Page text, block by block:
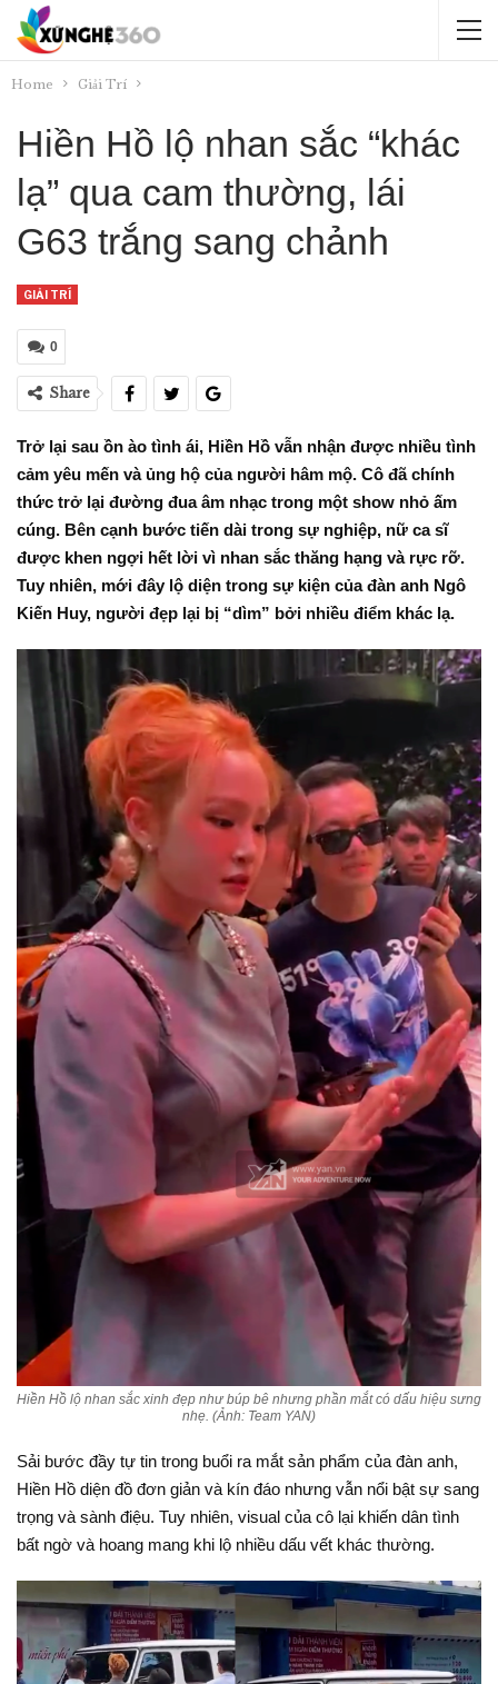
Home Giải Trí
Hiền Hồ lộ nhan sắc “khác
lạ” qua cam thường, lái
G63 trắng sang chảnh
GIẢI TRÍ
0
Share
Trở lại sau ồn ào tình ái, Hiền Hồ vẫn nhận được nhiều tình
cảm yêu mến và ủng hộ của người hâm mộ. Cô đã chính
thức trở lại đường đua âm nhạc trong một show nhỏ ấm
cúng. Bên cạnh bước tiến dài trong sự nghiệp, nữ ca sĩ
được khen ngợi hết lời vì nhan sắc thăng hạng và rực rỡ.
Tuy nhiên, mới đây lộ diện trong sự kiện của đàn anh Ngô
Kiến Huy, người đẹp lại bị “dìm” bởi nhiều điểm khác lạ.
Hiền Hồ lộ nhan sắc xinh đẹp như búp bê nhưng phần mắt có dấu hiệu sưng
nhẹ. (Ảnh: Team YAN)
Sải bước đầy tự tin trong buổi ra mắt sản phẩm của đàn anh,
Hiền Hồ diện đồ đơn giản và kín đáo nhưng vẫn nổi bật sự sang
trọng và sành điệu. Tuy nhiên, visual của cô lại khiến dân tình
bất ngờ và hoang mang khi lộ nhiều dấu vết khác thường.